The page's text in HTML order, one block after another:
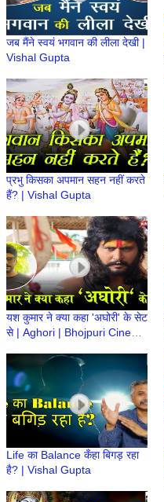
जब मैंने स्वयं भगवान की लीला देखी |
Vishal Gupta
प्रभु किसका अपमान सहन नहीं करते
हैं? | Vishal Gupta
यश कुमार ने क्या कहा 'अघोरी' के सेट
से | Aghori | Bhojpuri Cinema
Life का Balance कँहा बिगड़ रहा
है? | Vishal Gupta